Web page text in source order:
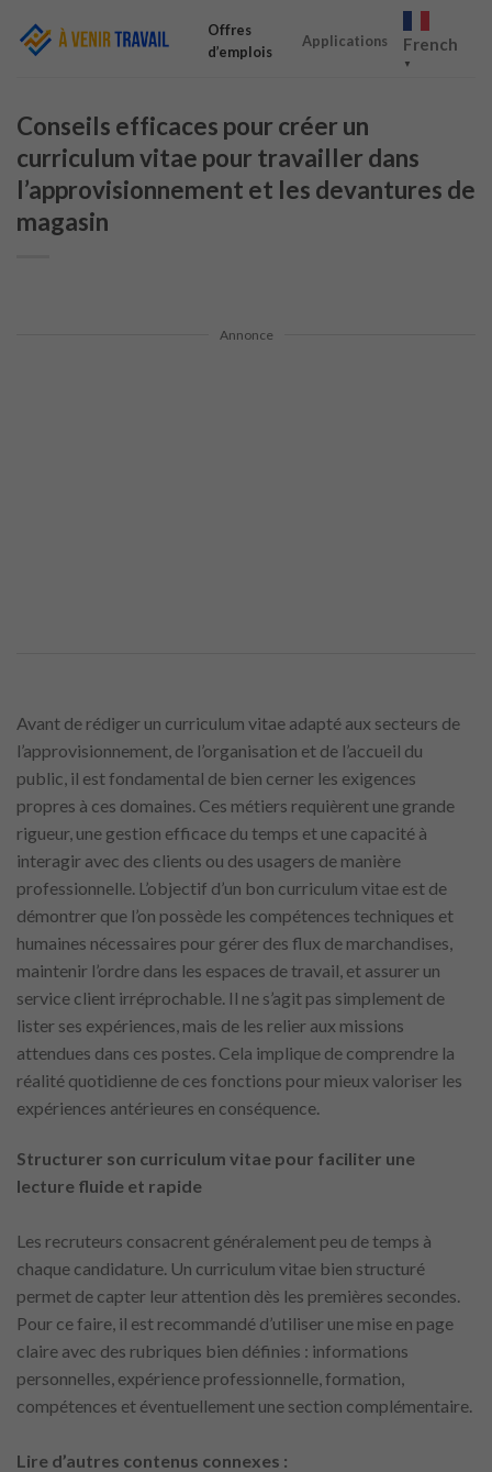
Offres
d’emplois
Applications French
▼
Conseils efficaces pour créer un
curriculum vitae pour travailler dans
l’approvisionnement et les devantures de
magasin
Annonce
Avant de rédiger un curriculum vitae adapté aux secteurs de
l’approvisionnement, de l’organisation et de l’accueil du
public, il est fondamental de bien cerner les exigences
propres à ces domaines. Ces métiers requièrent une grande
rigueur, une gestion efficace du temps et une capacité à
interagir avec des clients ou des usagers de manière
professionnelle. L’objectif d’un bon curriculum vitae est de
démontrer que l’on possède les compétences techniques et
humaines nécessaires pour gérer des flux de marchandises,
maintenir l’ordre dans les espaces de travail, et assurer un
service client irréprochable. Il ne s’agit pas simplement de
lister ses expériences, mais de les relier aux missions
attendues dans ces postes. Cela implique de comprendre la
réalité quotidienne de ces fonctions pour mieux valoriser les
expériences antérieures en conséquence.
Structurer son curriculum vitae pour faciliter une
lecture fluide et rapide
Les recruteurs consacrent généralement peu de temps à
chaque candidature. Un curriculum vitae bien structuré
permet de capter leur attention dès les premières secondes.
Pour ce faire, il est recommandé d’utiliser une mise en page
claire avec des rubriques bien définies : informations
personnelles, expérience professionnelle, formation,
compétences et éventuellement une section complémentaire.
Lire d’autres contenus connexes :